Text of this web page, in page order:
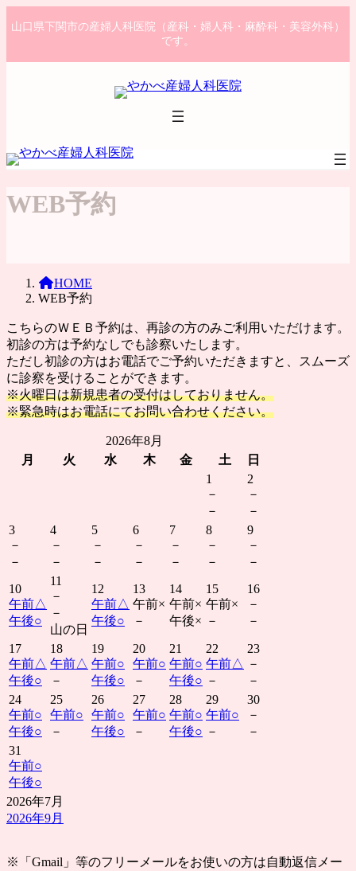
ン
ン
プ
ビ
ー
動
山口県下関市の産婦人科医院（産科・婦人科・麻酔科・美容外科）
です。
WEB予約
HOME
WEB予約
こちらのＷＥＢ予約は、再診の方のみご利用いただけます。
初診の方は予約なしでも診察いたします。
ただし初診の方はお電話でご予約いただきますと、スムーズ
に診察を受けることができます。
※火曜日は新規患者の受付はしておりません。
※緊急時はお電話にてお問い合わせください。
2026年8月
月
火 水 木 金 土
日
1
－
－
2
－
－
3
－
－
4
－
－
5
－
－
6
－
－
7
－
－
8
－
－
9
－
－
10
午前△
午後○
11
－
－
山の日
12
午前△
午後○
13
午前×
－
14
午前×
午後×
15
午前×
－
16
－
－
17
午前△
午後○
18
午前△
－
19
午前○
午後○
20
午前○
－
21
午前○
午後○
22
午前△
－
23
－
－
24
午前○
午後○
25
午前○
－
26
午前○
午後○
27
午前○
－
28
午前○
午後○
29
午前○
－
30
－
－
31
午前○
午後○
2026年7月
2026年9月
※「Gmail」等のフリーメールをお使いの方は自動返信メー